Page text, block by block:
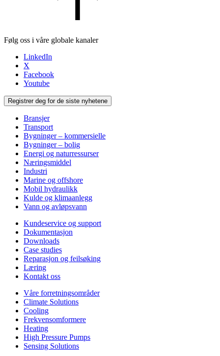
Følg oss i våre globale kanaler
LinkedIn
X
Facebook
Youtube
Registrer deg for de siste nyhetene
Bransjer
Transport
Bygninger – kommersielle
Bygninger – bolig
Energi og naturressurser
Næringsmiddel
Industri
Marine og offshore
Mobil hydraulikk
Kulde og klimaanlegg
Vann og avløpsvann
Kundeservice og support
Dokumentasjon
Downloads
Case studies
Reparasjon og feilsøking
Læring
Kontakt oss
Våre forretningsområder
Climate Solutions
Cooling
Frekvensomformere
Heating
High Pressure Pumps
Sensing Solutions